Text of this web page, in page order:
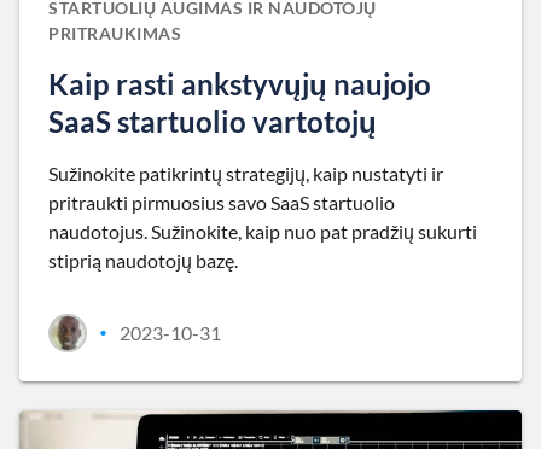
STARTUOLIŲ AUGIMAS IR NAUDOTOJŲ
PRITRAUKIMAS
Kaip rasti ankstyvųjų naujojo
SaaS startuolio vartotojų
Sužinokite patikrintų strategijų, kaip nustatyti ir
pritraukti pirmuosius savo SaaS startuolio
naudotojus. Sužinokite, kaip nuo pat pradžių sukurti
stiprią naudotojų bazę.
• 2023-10-31